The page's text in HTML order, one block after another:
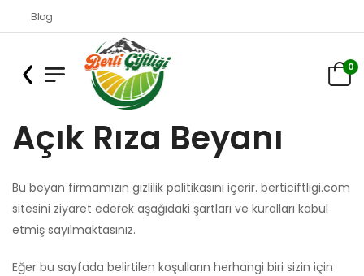
Blog
0
Açık Rıza Beyanı
Bu beyan firmamızın gizlilik politikasını içerir. berticiftligi.com
sitesini ziyaret ederek aşağıdaki şartları ve kuralları kabul
etmiş sayılmaktasınız.
Eğer bu sayfada belirtilen koşulların herhangi biri sizin için